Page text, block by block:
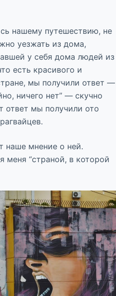
нашему путешествию, не
уезжать из дома,
у себя дома людей из
есть красивого и
мы получили ответ —
ничего нет” — скучно
ответ мы получили ото
наше мнение о ней.
меня “страной, в которой